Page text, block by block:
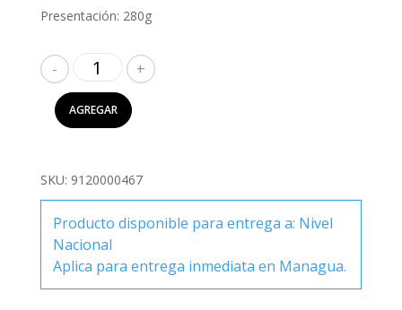
Presentación: 280g
Callejas
Jalea
de
Guayaba
AGREGAR
SKU: 9120000467
Producto disponible para entrega a: Nivel
Nacional
Aplica para entrega inmediata en Managua.